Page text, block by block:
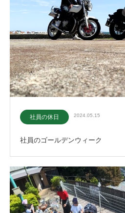
社員の休日 2024.05.15
社員のゴールデンウィーク